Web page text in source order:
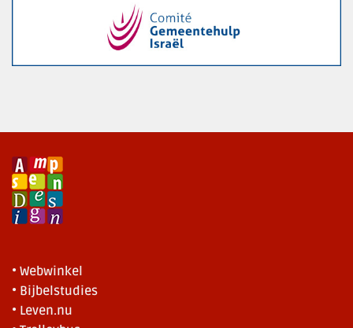
• Webwinkel
• Bijbelstudies
• Leven.nu